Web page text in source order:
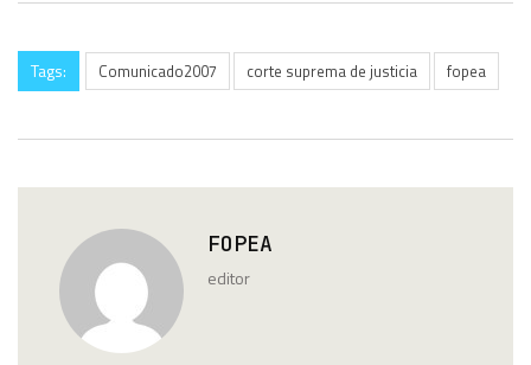
Tags: Comunicado2007 corte suprema de justicia fopea
FOPEA
editor